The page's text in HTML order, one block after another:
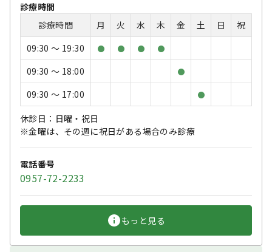
診療時間
診療時間
月 火 水 木 金 土 日
祝
09:30 〜 19:30
● ● ● ●
09:30 〜 18:00 ●
09:30 〜 17:00 ●
休診日：日曜・祝日
※金曜は、その週に祝日がある場合のみ診療
電話番号
0957-72-2233
もっと見る